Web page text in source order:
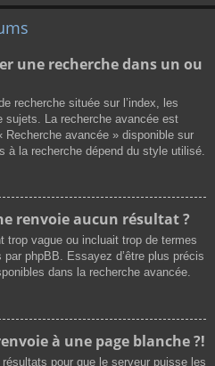
une recherche dans un ou
recherche située sur l’index, les
sujets. La recherche avancée est
avancée » disponible sur
à la recherche dépend du style utilisé.
renvoie aucun résultat ?
trop vague ou incluait trop de termes
phpBB. Essayez d’être plus précis
dans la recherche avancée.
à une page blanche ?!
pour que le serveur puisse les